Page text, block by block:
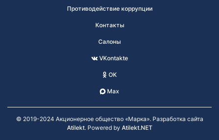
Противодействие коррупции
Контакты
Салоны
VKontakte
OK
Max
© 2019-2024 Акционерное общество «Марка». Разработка сайта
Atilekt. Powered by Atilekt.NET